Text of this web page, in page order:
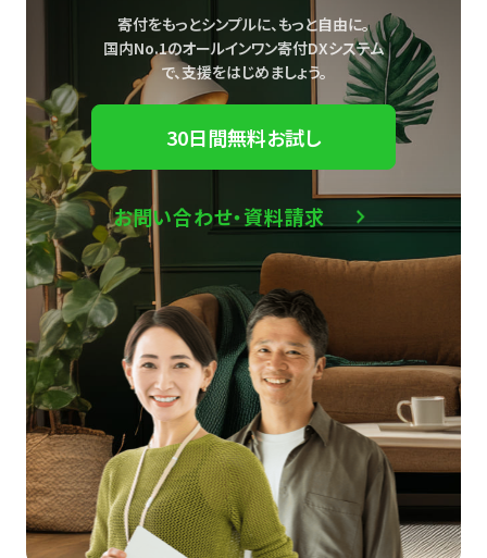
寄付をもっとシンプルに、もっと自由に。
国内No.1のオールインワン寄付DXシステム
で、支援をはじめましょう。
30日間無料お試し
お問い合わせ・資料請求